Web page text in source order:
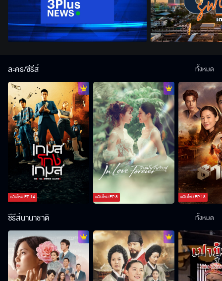
ละคร/ซีรีส์
ตอนใหม่EP.14 ตอนใหม่EP.8 ตอนใหม่EP.18
ทั้งหมด
ซีรีส์นานาชาติ ทั้งหมด